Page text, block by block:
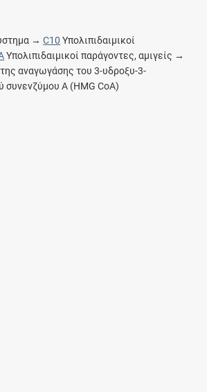
→C10 Υπολιπιδαιμικοί
Υπολιπιδαιμικοί παράγοντες, αμιγείς →
αναγωγάσης του 3-υδροξυ-3-
συνενζύμου Α (HMG CoA)